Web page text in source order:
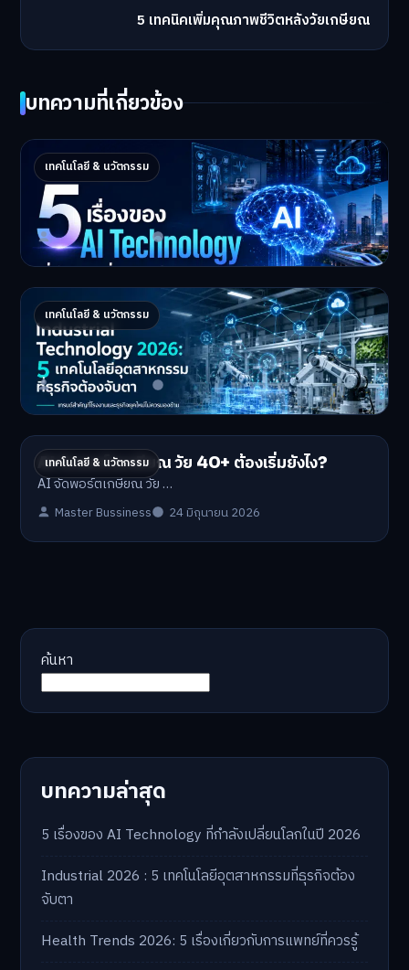
5 เทคนิคเพิ่มคุณภาพชีวิตหลังวัยเกษียณ
บทความที่เกี่ยวข้อง
เทคโนโลยี & นวัตกรรม
5 เรื่องของ AI Technology ที่กำลังเปลี่ยนโลก
ในปี 2026
5 AI Technology ที่กำล…
Master Bussiness 2 กรกฎาคม 2026
เทคโนโลยี & นวัตกรรม
Industrial 2026 : 5 เทคโนโลยีอุตสาหกรรมที่
ธุรกิจต้องจับตา
Industrial Technology …
Master Bussiness 1 กรกฎาคม 2026
เทคโนโลยี & นวัตกรรม
AI จัดพอร์ตเกษียณ วัย 40+ ต้องเริ่มยังไง?
AI จัดพอร์ตเกษียณ วัย …
Master Bussiness 24 มิถุนายน 2026
ค้นหา
บทความล่าสุด
5 เรื่องของ AI Technology ที่กำลังเปลี่ยนโลกในปี 2026
Industrial 2026 : 5 เทคโนโลยีอุตสาหกรรมที่ธุรกิจต้อง
จับตา
Health Trends 2026: 5 เรื่องเกี่ยวกับการแพทย์ที่ควรรู้